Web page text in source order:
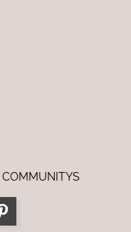
COMMUNITYS